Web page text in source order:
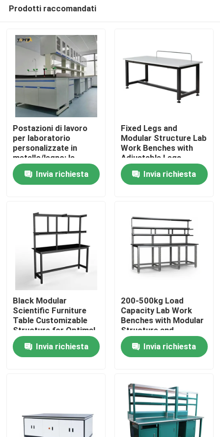
Casa
Prodotti
Mostra VR
Chi siamo
Fatory Tour
Controllo di qualità
Contattaci
Cappuccio del vapore del laboratorio
Prodotti raccomandati
Postazioni di lavoro
per laboratorio
personalizzate in
metallo/legno: la
soluzione perfetta per
le esigenze del tuo
spazio di lavoro
Invia richiesta
Fixed Legs and
Modular Structure Lab
Work Benches with
Adjustable Legs
Invia richiesta
Black Modular
Scientific Furniture
Table Customizable
Structure for Optimal
Functionality and
Space Utilization
Invia richiesta
200-500kg Load
Capacity Lab Work
Benches with Modular
Structure and
Optional Accessories
Invia richiesta